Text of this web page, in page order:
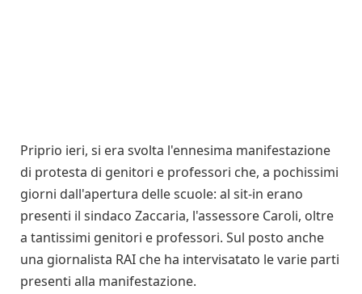
Priprio ieri, si era svolta l'ennesima manifestazione
di protesta di genitori e professori che, a pochissimi
giorni dall'apertura delle scuole: al sit-in erano
presenti il sindaco Zaccaria, l'assessore Caroli, oltre
a tantissimi genitori e professori. Sul posto anche
una giornalista RAI che ha intervisatato le varie parti
presenti alla manifestazione.